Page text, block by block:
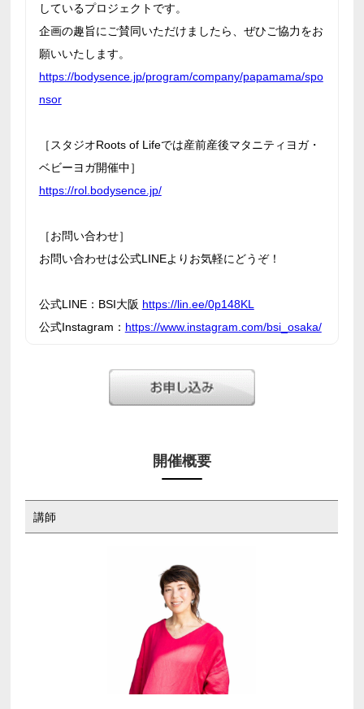
しているプロジェクトです。
企画の趣旨にご賛同いただけましたら、ぜひご協力をお
願いいたします。
https://bodysence.jp/program/company/papamama/spo
nsor
［スタジオRoots of Lifeでは産前産後マタニティヨガ・
ベビーヨガ開催中］
https://rol.bodysence.jp/
［お問い合わせ］
お問い合わせは公式LINEよりお気軽にどうぞ！
公式LINE：BSI大阪 https://lin.ee/0p148KL
公式Instagram： https://www.instagram.com/bsi_osaka/
開催概要
講師